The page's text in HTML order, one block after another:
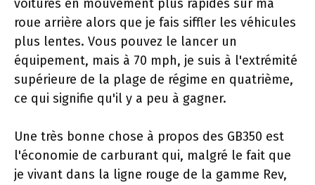
voitures en mouvement plus rapides sur ma
roue arrière alors que je fais siffler les véhicules
plus lentes. Vous pouvez le lancer un
équipement, mais à 70 mph, je suis à l'extrémité
supérieure de la plage de régime en quatrième,
ce qui signifie qu'il y a peu à gagner.
Une très bonne chose à propos des GB350 est
l'économie de carburant qui, malgré le fait que
je vivant dans la ligne rouge de la gamme Rev,